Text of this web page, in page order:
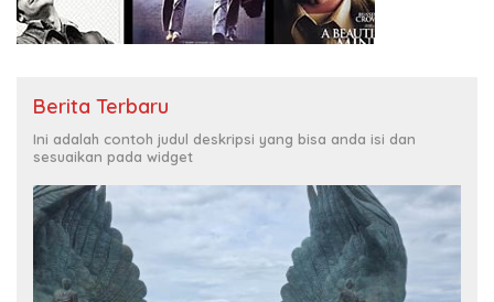
Berita Terbaru
Ini adalah contoh judul deskripsi yang bisa anda isi dan
sesuaikan pada widget